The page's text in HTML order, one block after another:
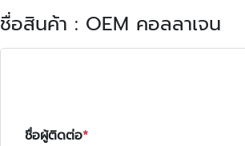
ชื่อสินค้า : OEM คอลลาเจน
ชื่อผู้ติดต่อ